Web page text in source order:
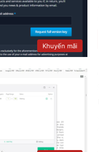
Khuyến mãi